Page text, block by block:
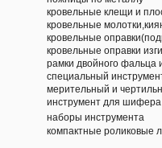
кровельные клещи и
кровельные
кровельные
кровельные оправки
рамки двойного фальца
специальный
мерительный и
инструмент для
наборы инструмента
компактные роликовые